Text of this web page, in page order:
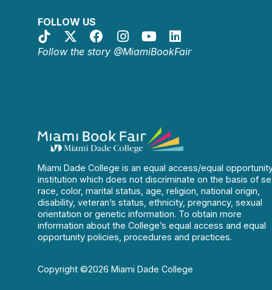
FOLLOW US
Follow the story @MiamiBookFair
Miami Dade College is an equal access/equal
institution which does not discriminate on the basis of
race, color, marital status, age, religion, national origin,
disability, veteran’s status, ethnicity, pregnancy, sexual
orientation or genetic information. To obtain more
information about the College’s equal access and equal
opportunity policies, procedures and practices.
Copyright ©2026 Miami Dade College